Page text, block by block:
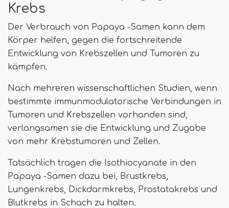
Krebs
Der Verbrauch von Papaya -Samen kann dem
Körper helfen, gegen die fortschreitende
Entwicklung von Krebszellen und Tumoren zu
kämpfen.
Nach mehreren wissenschaftlichen Studien, wenn
bestimmte immunmodulatorische Verbindungen in
Tumoren und Krebszellen vorhanden sind,
verlangsamen sie die Entwicklung und Zugabe
von mehr Krebstumoren und Zellen.
Tatsächlich tragen die Isothiocyanate in den
Papaya -Samen dazu bei, Brustkrebs,
Lungenkrebs, Dickdarmkrebs, Prostatakrebs und
Blutkrebs in Schach zu halten.